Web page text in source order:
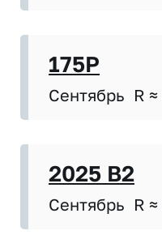
175P
Сентябрь R
2025 B2
Сентябрь R